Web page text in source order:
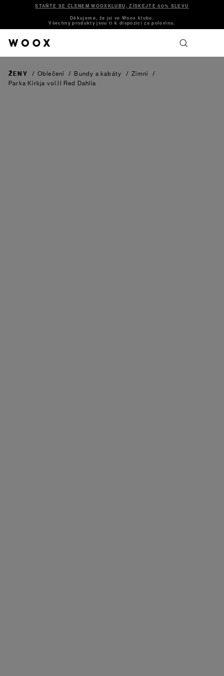
STAŇTE SE ČLENEM WOOXKLUBU, ZÍSKEJTE 50% SLEVU
Děkujeme, že jsi ve Woox klubu.
Všechny produkty jsou ti k dispozici za polovinu.
ŽENY / Oblečení / Bundy a kabáty / Zimní
/
Parka Kirkja vol.II
Red Dahlia